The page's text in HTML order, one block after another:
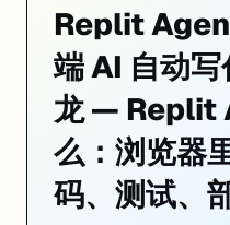
Replit
端 AI 自动
龙 — Replit
么：浏览器
码、测试、